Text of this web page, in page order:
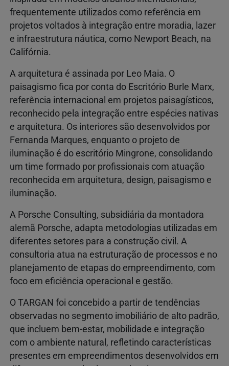
frequentemente utilizados como referência em
projetos voltados à integração entre moradia, lazer
e infraestrutura náutica, como Newport Beach, na
Califórnia.
A arquitetura é assinada por Leo Maia. O
paisagismo fica por conta do Escritório Burle Marx,
referência internacional em projetos paisagísticos,
reconhecido pela integração entre espécies nativas
e arquitetura. Os interiores são desenvolvidos por
Fernanda Marques, enquanto o projeto de
iluminação é do escritório Mingrone, consolidando
um time formado por profissionais com atuação
reconhecida em arquitetura, design, paisagismo e
iluminação.
A Porsche Consulting, subsidiária da montadora
alemã Porsche, adapta metodologias utilizadas em
diferentes setores para a construção civil. A
consultoria atua na estruturação de processos e no
planejamento de etapas do empreendimento, com
foco em eficiência operacional e gestão.
O TARGAN foi concebido a partir de tendências
observadas no segmento imobiliário de alto padrão,
que incluem bem-estar, mobilidade e integração
com o ambiente natural, refletindo características
presentes em empreendimentos desenvolvidos em